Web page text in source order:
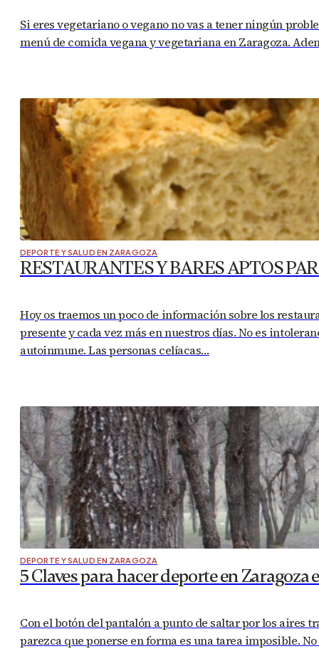
Si eres vegetariano o vegano no vas a tener ningún
menú de comida vegana y vegetariana en Zaragoza.
DEPORTE Y SALUD EN ZARAGOZA
RESTAURANTES Y BARES APTOS
Hoy os traemos un poco de información sobre los
presente y cada vez más en nuestros días. No es
autoinmune. Las personas celíacas…
DEPORTE Y SALUD EN ZARAGOZA
5 Claves para hacer deporte en
Con el botón del pantalón a punto de saltar por los aires
parezca que ponerse en forma es una tarea imposible.